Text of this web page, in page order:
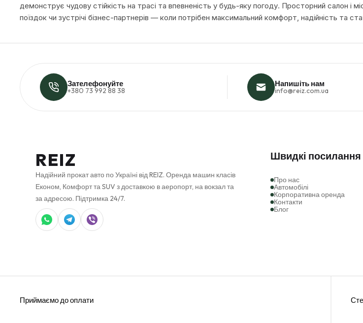
демонструє чудову стійкість на трасі та впевненість у будь-яку погоду. Просторний салон і
поїздок чи зустрічі бізнес-партнерів — коли потрібен максимальний комфорт, надійність та
Зателефонуйте
+380 73 992 88 38
Напишіть нам
info@reiz.com.ua
REIZ
Надійний прокат авто по Україні від REIZ. Оренда машин класів
Економ, Комфорт та SUV з доставкою в аеропорт, на вокзал та
за адресою. Підтримка 24/7.
Швидкі посилання
про нас
автомобілі
корпоративна оренда
контакти
блог